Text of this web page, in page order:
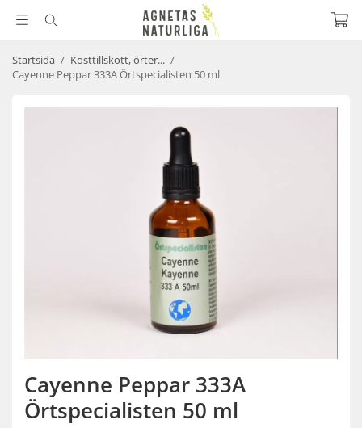
Startsida / Kosttillskott, örter... /
Cayenne Peppar 333A Örtspecialisten 50 ml
Cayenne Peppar 333A
Örtspecialisten 50 ml